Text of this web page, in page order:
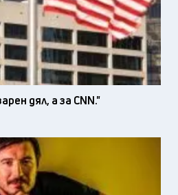
дял, а за CNN."